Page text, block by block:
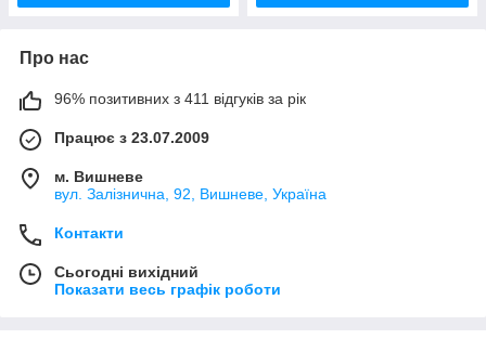
Про нас
96% позитивних з 411 відгуків за рік
Працює з 23.07.2009
м. Вишневе
вул. Залізнична, 92, Вишневе, Україна
Контакти
Сьогодні вихідний
Показати весь графік роботи